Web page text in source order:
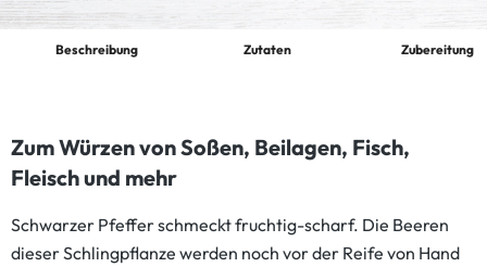
Beschreibung Zutaten Zubereitung
Zum Würzen von Soßen, Beilagen, Fisch,
Fleisch und mehr
Schwarzer Pfeffer schmeckt fruchtig-scharf. Die Beeren
dieser Schlingpflanze werden noch vor der Reife von Hand